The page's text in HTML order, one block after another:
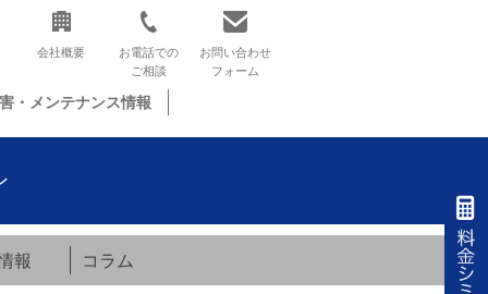
会社概要
お電話での
ご相談
お問い合わせ
フォーム
・メンテナンス情報
報 コラム